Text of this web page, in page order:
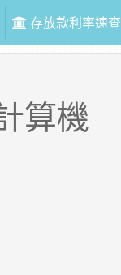
存放款利率速查
算機